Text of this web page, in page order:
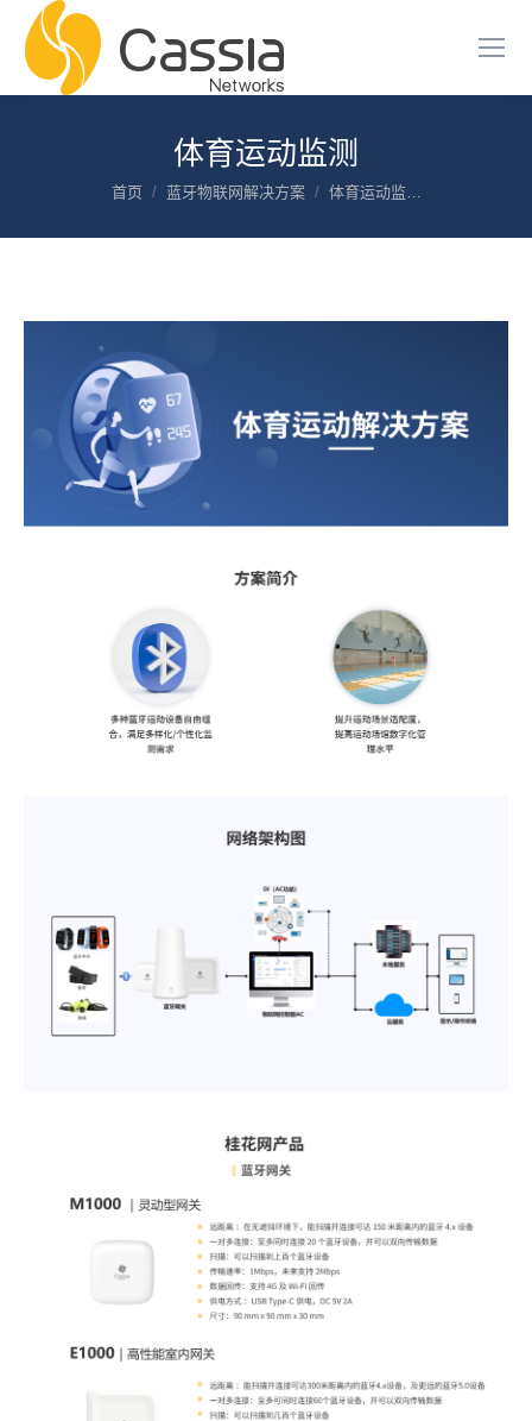
体育运动监测
您在这里：
首页 蓝牙物联网解决方案 体育运动监…